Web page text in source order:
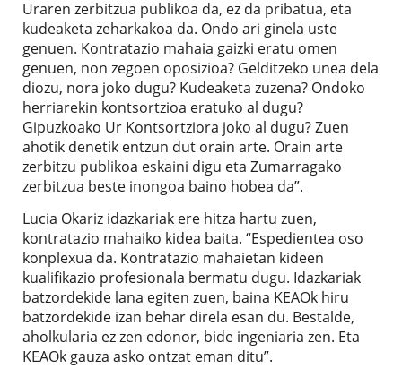
Uraren zerbitzua publikoa da, ez da pribatua, eta
kudeaketa zeharkakoa da. Ondo ari ginela uste
genuen. Kontratazio mahaia gaizki eratu omen
genuen, non zegoen oposizioa? Gelditzeko unea dela
diozu, nora joko dugu? Kudeaketa zuzena? Ondoko
herriarekin kontsortzioa eratuko al dugu?
Gipuzkoako Ur Kontsortziora joko al dugu? Zuen
ahotik denetik entzun dut orain arte. Orain arte
zerbitzu publikoa eskaini digu eta Zumarragako
zerbitzua beste inongoa baino hobea da”.
Lucia Okariz idazkariak ere hitza hartu zuen,
kontratazio mahaiko kidea baita. “Espedientea oso
konplexua da. Kontratazio mahaietan kideen
kualifikazio profesionala bermatu dugu. Idazkariak
batzordekide lana egiten zuen, baina KEAOk hiru
batzordekide izan behar direla esan du. Bestalde,
aholkularia ez zen edonor, bide ingeniaria zen. Eta
KEAOk gauza asko ontzat eman ditu”.